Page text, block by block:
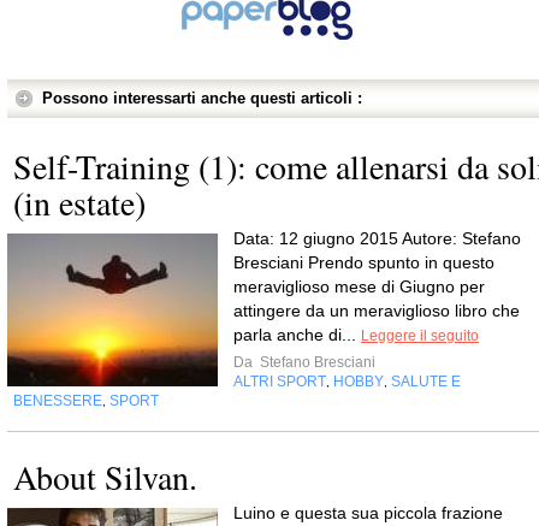
Possono interessarti anche questi articoli :
Self-Training (1): come allenarsi da
(in estate)
Data: 12 giugno 2015 Autore: Stefano
Bresciani Prendo spunto in questo
meraviglioso mese di Giugno per
attingere da un meraviglioso libro che
parla anche di...
Leggere il seguito
Da Stefano Bresciani
ALTRI SPORT HOBBY SALUTE E
BENESSERE SPORT
About Silvan.
Luino e questa sua piccola frazione